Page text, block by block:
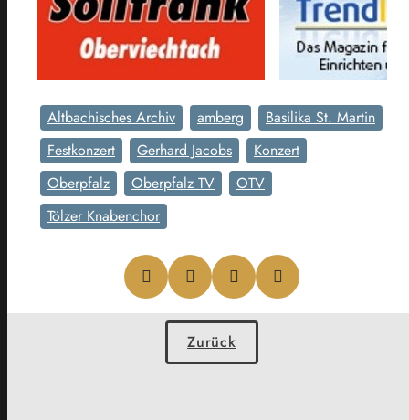
Altbachisches Archiv amberg
Basilika St. Martin
Festkonzert
Gerhard Jacobs
Konzert
Oberpfalz
Oberpfalz TV
OTV
Tölzer Knabenchor
Zurück